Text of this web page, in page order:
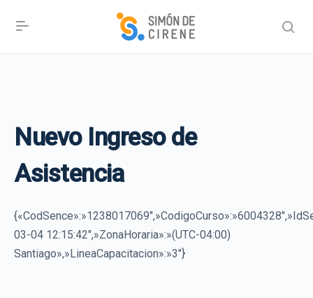
Nuevo Ingreso de
Asistencia
03-04 12:15:42″,»ZonaHoraria»:»(UTC-04:00)
Santiago»,»LineaCapacitacion»:»3″}